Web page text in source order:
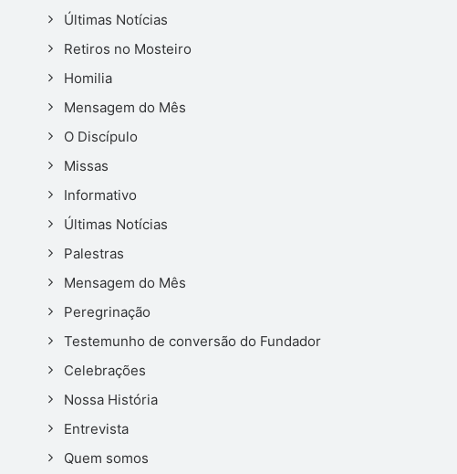
Últimas Notícias
Retiros no Mosteiro
Homilia
Mensagem do Mês
O Discípulo
Missas
Informativo
Últimas Notícias
Palestras
Mensagem do Mês
Peregrinação
Testemunho de conversão do Fundador
Celebrações
Nossa História
Entrevista
Quem somos